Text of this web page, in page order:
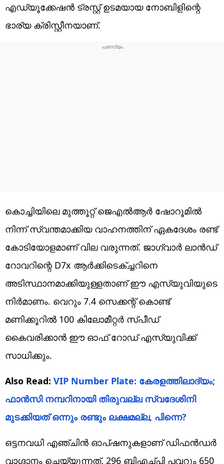
എഡ്യൂക്കേഷന്‍ ട്രസ്റ്റ് ഉടമയായ നോബിളിന്റെ
ഭാര്യ ക്രിസ്റ്റീനയാണ്.
കൊച്ചിയിലെ മുത്തൂറ്റ് ജെഎല്‍ആര്‍ ഷോറൂമില്‍
നിന്ന് സ്വന്തമാക്കിയ വാഹനത്തിന് ഏകദേശം രണ്ട്
കോടിയോളമാണ് വില വരുന്നത്. ജാഗ്വാര്‍ ലാന്‍ഡ്
റോവറിന്റെ D7x ആര്‍ക്കിടെക്ച്ചറിനെ
അടിസ്ഥാനമാക്കിയുള്ളതാണ് ഈ എസ്‌യുവിയുടെ
നിര്‍മാണം. വെറും 7.4 സെക്കന്റ് കൊണ്ട്
മണിക്കൂറില്‍ 100 കിലോമീറ്റര്‍ സ്പീഡ്
കൈവരിക്കാന്‍ ഈ ഓഫ് റോഡ് എസ്‌യുവിക്ക്
സാധിക്കും.
Also Read: VIP Number Plate: കേരളത്തിലാദ്യം;
ഫാന്‍സി നമ്പറിനായി തിരുവല്ല സ്വദേശിനി
മുടക്കിയത് ഒന്നും രണ്ടും ലക്ഷമല്ല, പിന്നെ?
ഒട്ടനവധി എഞ്ചിന്‍ ഓപ്ഷനുകളാണ് ഡിഫന്‍ഡര്‍
വാഗ്ദാനം ചെയ്യുന്നത്. 296 ബിഎച്ച്പി പവറും 650